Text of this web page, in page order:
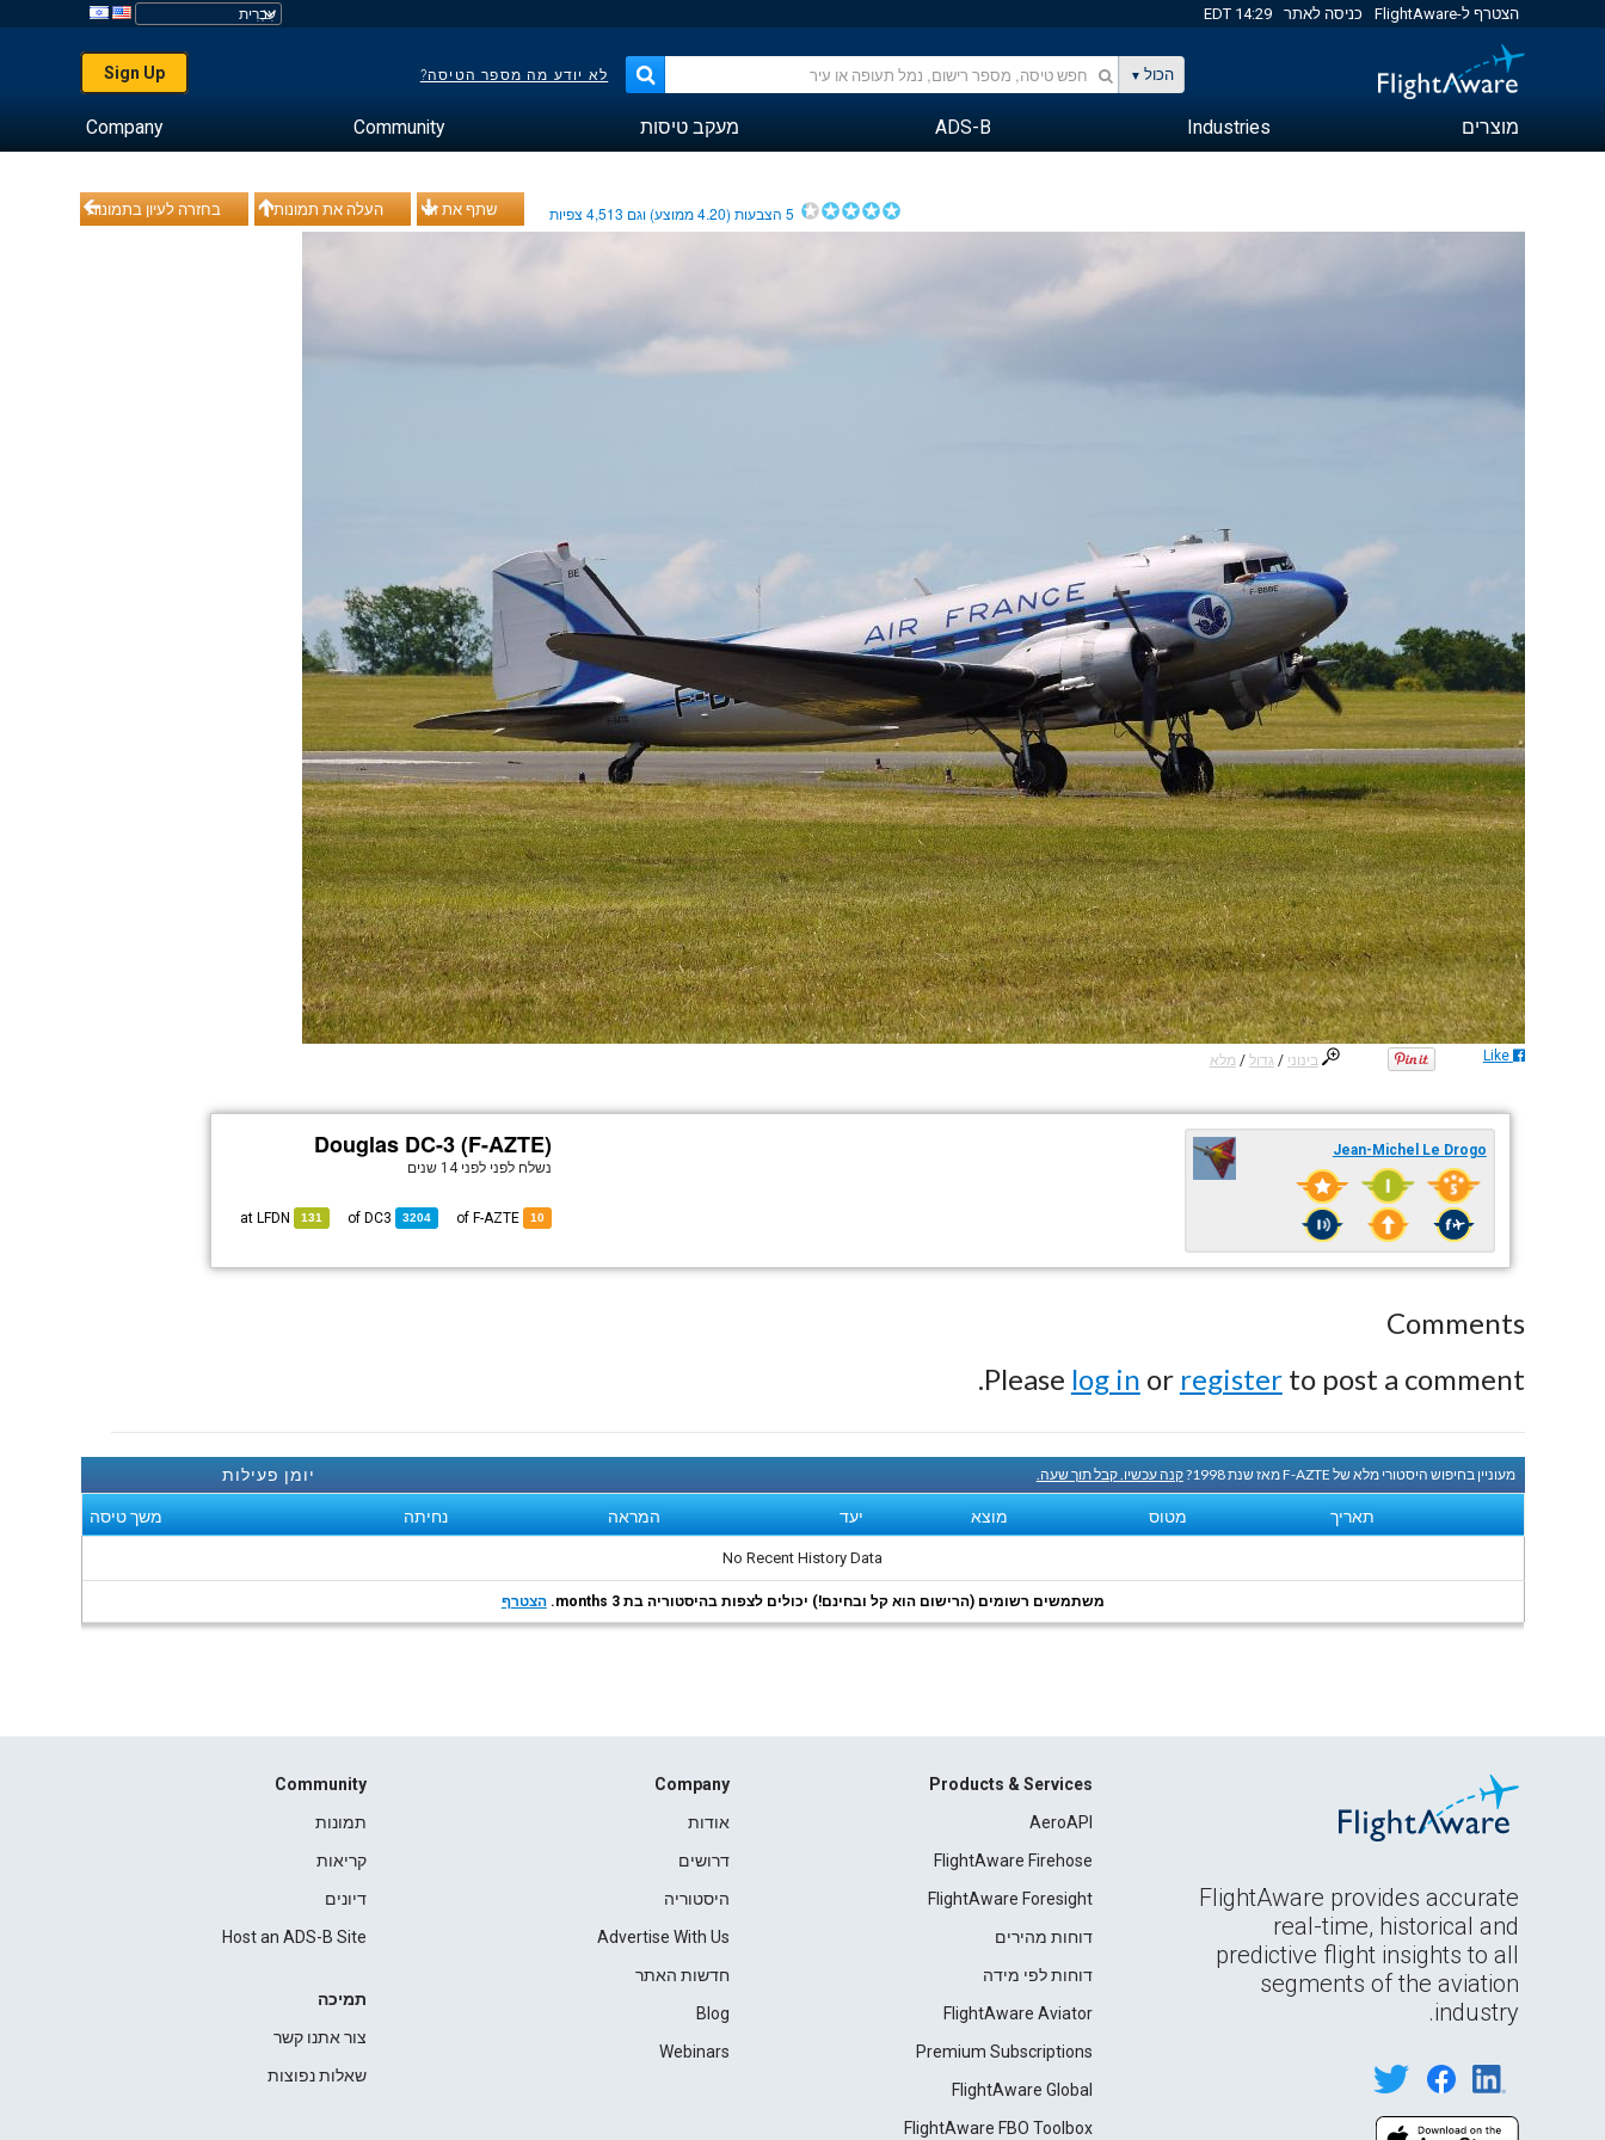
הצטרף ל-FlightAware כניסה לאתר 14:29 EDT
הכול לא יודע מה מספר הטיסה? Sign Up
מוצרים Industries
ADS-B מעקב טיסות Community
Company
בחזרה לעיון בתמונות העלה את תמונותיך שתף את זה 5הצבעות (4.20ממוצע) וגם 4,513צפיות
בינוני /גדול / מלא Like
Douglas DC-3 (F-AZTE)
נשלח לפני לפני 14 שנים
10
3204
DC3
131
LFDN
Jean-Michel Le Drogo
Comments
Please log in or registerto post a comment.
יומן פעילות מעוניין בחיפוש היסטורי מלא של F-AZTE מאז שנת 1998? קנה עכשיו. קבל תוך שעה.
תאריך מטוס מוצא יעד המראה נחיתה משך טיסה
No Recent History Data
משתמשים רשומים (הרישום הוא קל ובחינם!) יכולים לצפות בהיסטוריה בת 3 months. הצטרף
FlightAware provides accurate
real-time, historical and
predictive flight insights to all
segments of the aviation
industry.
Products & Services
AeroAPI
FlightAware Firehose
FlightAware Foresight
דוחות מהירים
דוחות לפי מידה
FlightAware Aviator
Premium Subscriptions
FlightAware Global
FlightAware FBO Toolbox
Company
אודות
דרושים
היסטוריה
Advertise With Us
חדשות האתר
Blog
Webinars
Community
תמונות
קריאות
דיונים
Host an ADS-B Site
תמיכה
צור אתנו קשר
שאלות נפוצות